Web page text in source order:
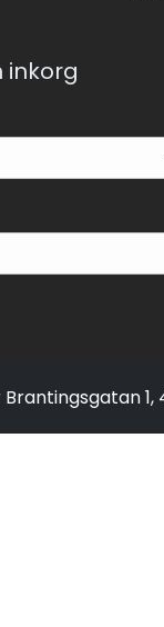
inkorg
1,